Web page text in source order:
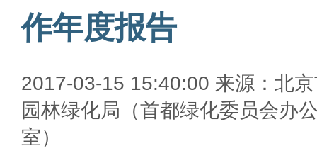
作年度报告
2017-03-15 15:40:00 来源：北
园林绿化局（首都绿化委员会办
室）